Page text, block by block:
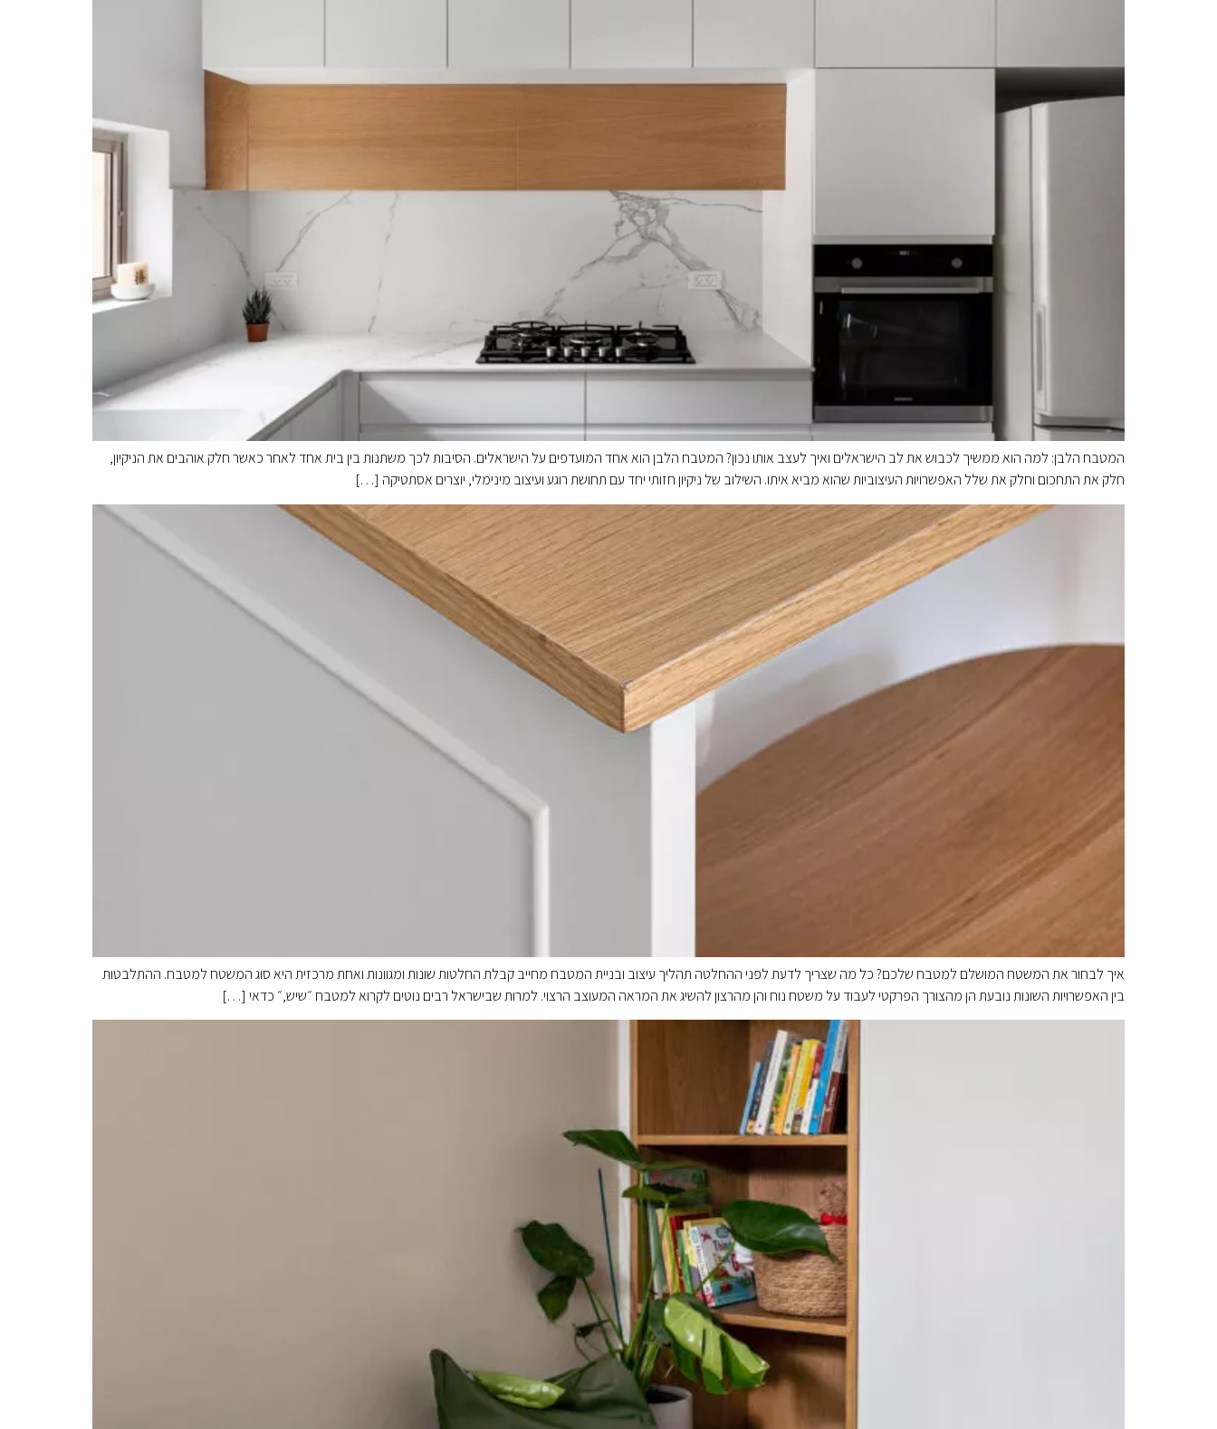
המטבח הלבן: למה הוא ממשיך לכבוש את לב הישראלים ואיך לעצב אותו נכון? המטבח הלבן הוא אחד המועדפים על הישראלים. הסיבות לכך משתנות בין בית אחד לאחר כאשר חלק אוהבים את הניקיון,
חלק את התחכום וחלק את שלל האפשרויות העיצוביות שהוא מביא איתו. השילוב של ניקיון חזותי יחד עם תחושת רוגע ועיצוב מינימלי, יוצרים אסתטיקה […]
איך לבחור את המשטח המושלם למטבח שלכם? כל מה שצריך לדעת לפני ההחלטה תהליך עיצוב ובניית המטבח מחייב קבלת החלטות שונות ומגוונות ואחת מרכזית היא סוג המשטח למטבח. ההתלבטות
בין האפשרויות השונות נובעת הן מהצורך הפרקטי לעבוד על משטח נוח והן מהרצון להשיג את המראה המעוצב הרצוי. למרות שבישראל רבים נוטים לקרוא למטבח ״שיש,״ כדאי […]